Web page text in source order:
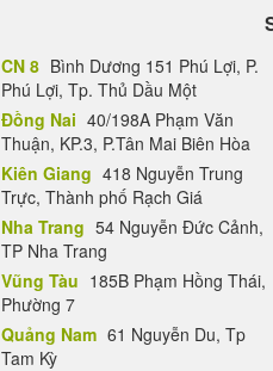
CN 8 Bình Dương 151 Phú Lợi, P.
Phú Lợi, Tp. Thủ Dầu Một
Đồng Nai 40/198A Phạm Văn
Thuận, KP.3, P.Tân Mai Biên Hòa
Kiên Giang 418 Nguyễn Trung
Trực, Thành phố Rạch Giá
Nha Trang 54 Nguyễn Đức Cảnh,
TP Nha Trang
Vũng Tàu 185B Phạm Hồng Thái,
Phường 7
Quảng Nam 61 Nguyễn Du, Tp
Tam Kỳ